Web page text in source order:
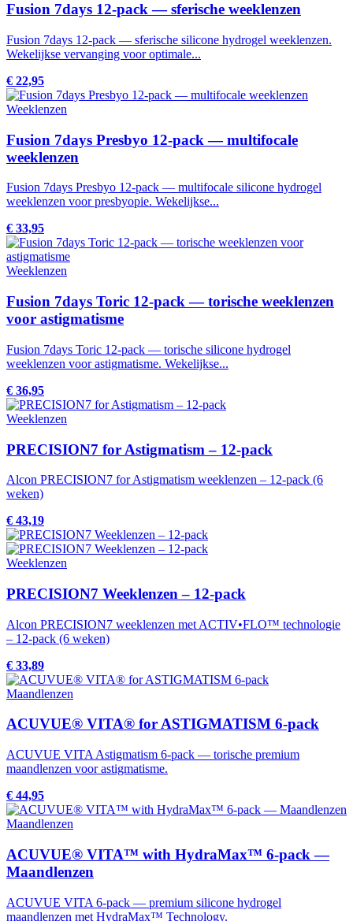
Fusion 7days 12-pack — sferische weeklenzen
Fusion 7days 12-pack — sferische silicone hydrogel weeklenzen.
Wekelijkse vervanging voor optimale...
€ 22,95
Weeklenzen
Fusion 7days Presbyo 12-pack — multifocale
weeklenzen
Fusion 7days Presbyo 12-pack — multifocale silicone hydrogel
weeklenzen voor presbyopie. Wekelijkse...
€ 33,95
Weeklenzen
Fusion 7days Toric 12-pack — torische weeklenzen
voor astigmatisme
Fusion 7days Toric 12-pack — torische silicone hydrogel
weeklenzen voor astigmatisme. Wekelijkse...
€ 36,95
Weeklenzen
PRECISION7 for Astigmatism – 12-pack
Alcon PRECISION7 for Astigmatism weeklenzen – 12-pack (6
weken)
€ 43,19
Weeklenzen
PRECISION7 Weeklenzen – 12-pack
Alcon PRECISION7 weeklenzen met ACTIV•FLO™ technologie
– 12-pack (6 weken)
€ 33,89
Maandlenzen
ACUVUE® VITA® for ASTIGMATISM 6-pack
ACUVUE VITA Astigmatism 6-pack — torische premium
maandlenzen voor astigmatisme.
€ 44,95
Maandlenzen
ACUVUE® VITA™ with HydraMax™ 6-pack —
Maandlenzen
ACUVUE VITA 6-pack — premium silicone hydrogel
maandlenzen met HydraMax™ Technology.